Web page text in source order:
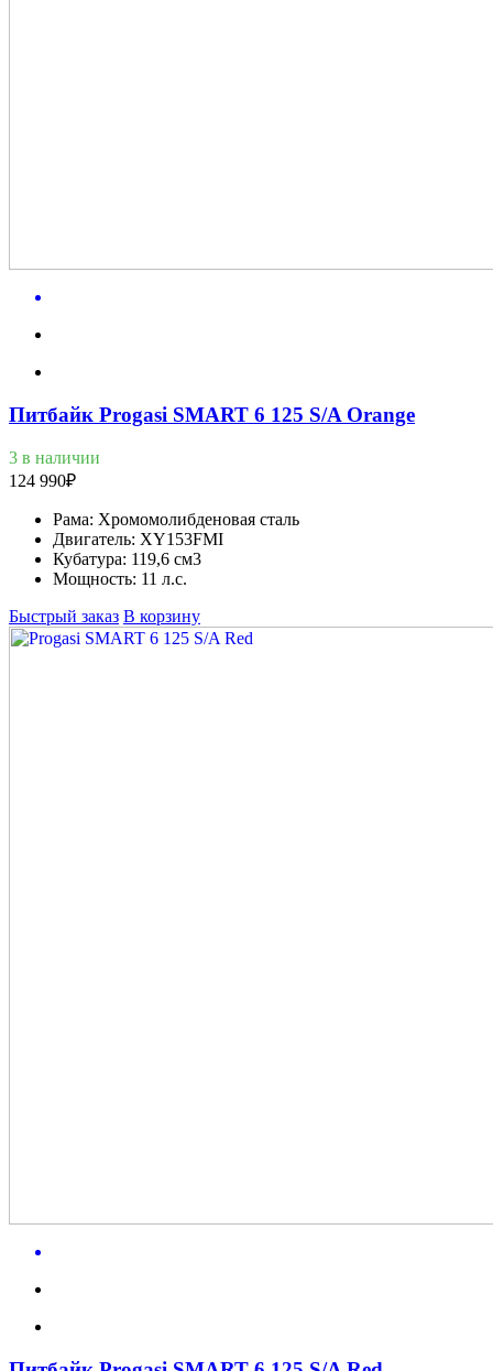
Питбайк Progasi SMART 6 125 S/A Orange
3 в наличии
124 990₽
Рама: Хромомолибденовая сталь
Двигатель: XY153FMI
Кубатура: 119,6 см3
Мощность: 11 л.с.
Быстрый заказ В корзину